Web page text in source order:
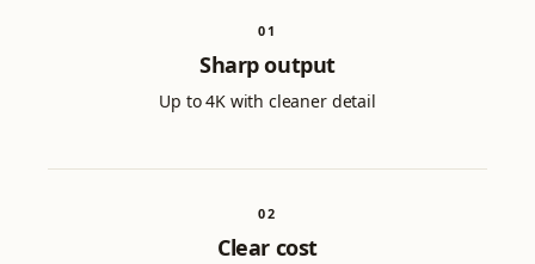
01
Sharp output
Up to 4K with cleaner detail
02
Clear cost